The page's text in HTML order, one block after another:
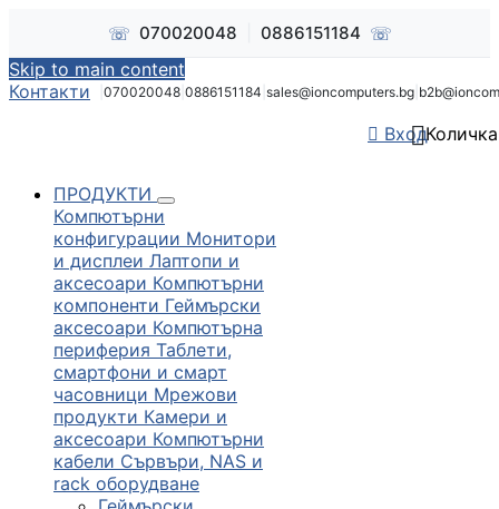
☏ 070020048 0886151184 ☏
Skip to main content
Контакти
070020048 0886151184 sales@ioncomputers.bg
 Вход
Количка
ПРОДУКТИ
Компютърни
конфигурации Монитори
и дисплеи Лаптопи и
аксесоари Компютърни
компоненти Геймърски
аксесоари Компютърна
периферия Таблети,
смартфони и смарт
часовници Мрежови
продукти Камери и
аксесоари Компютърни
кабели Сървъри, NAS и
rack оборудване